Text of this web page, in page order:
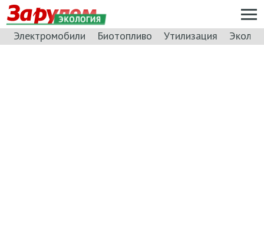
ЭКОЛОГИЯ
Электромобили Биотопливо Утилизация